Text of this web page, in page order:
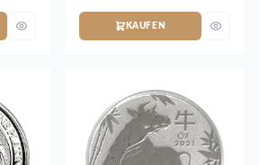
KAUFEN